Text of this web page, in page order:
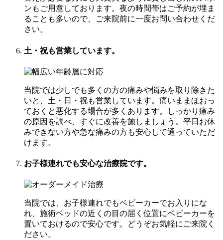
ンもご用意しております。夜の時間帯はご予約が埋ま
ることも多いので、ご来院前に一度お問い合わせくだ
さい。
土・祝も営業しています。
当院では少しでも多くの方の痛みや悩みを取り除きた
いと、土・日・祝も営業しています。痛いままほおっ
ておくと悪化する場合が多くあります。しっかり痛み
の原因を調べ、すぐに改善を施しましょう。平日お休
みできない方や急な痛みの方も安心して通っていただ
けます。
お子様連れでも安心な治療院です。
当院では、お子様連れでもベビーカーでお入りにな
れ、施術ベッドの近くの目の届く位置にベビーカーを
置いておけるので安心です。どうぞお気軽にご来院く
ださい。